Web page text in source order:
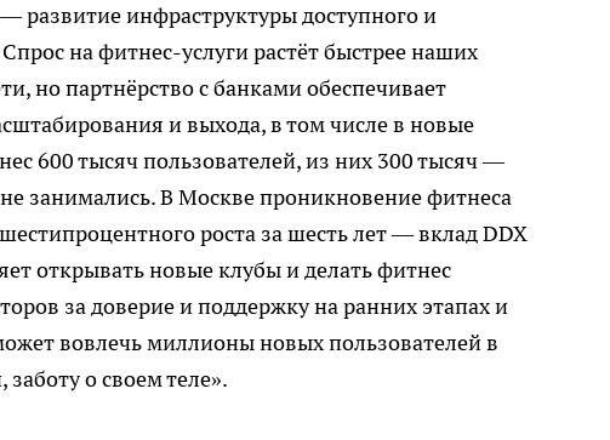
развитие инфраструктуры доступного и
на фитнес-услуги растёт быстрее наших
но партнёрство с банками обеспечивает
и выхода, в том числе в новые
600 тысяч пользователей, из них 300 тысяч —
занимались. В Москве проникновение фитнеса
роста за шесть лет — вклад DDX
открывать новые клубы и делать фитнес
за доверие и поддержку на ранних этапах и
вовлечь миллионы новых пользователей в
о своем теле».